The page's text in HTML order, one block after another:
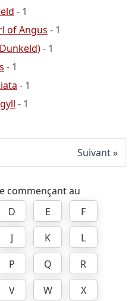
- 1
of Angus - 1
- 1
- 1
- 1
- 1
Suivant
commençant au
D E
F
J K
L
P Q
R
V W
X